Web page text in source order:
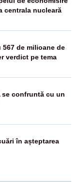
centrala nucleară
de milioane de
verdict pe tema
se confruntă cu un
în așteptarea